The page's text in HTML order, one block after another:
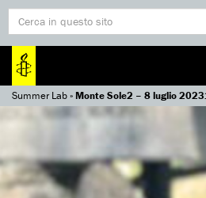
Summer Lab»Monte Sole2 – 8 luglio